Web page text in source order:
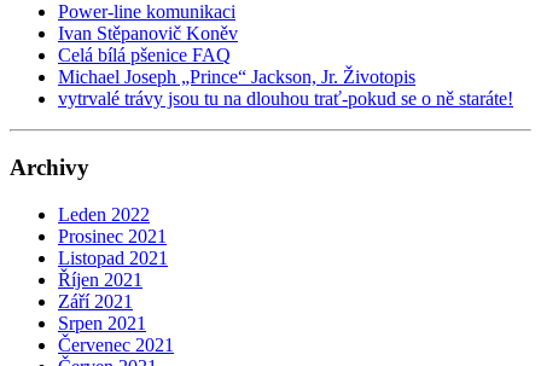
Power-line komunikaci
Ivan Stěpanovič Koněv
Celá bílá pšenice FAQ
Michael Joseph „Prince“ Jackson, Jr. Životopis
vytrvalé trávy jsou tu na dlouhou trať-pokud se o ně staráte!
Archivy
Leden 2022
Prosinec 2021
Listopad 2021
Říjen 2021
Září 2021
Srpen 2021
Červenec 2021